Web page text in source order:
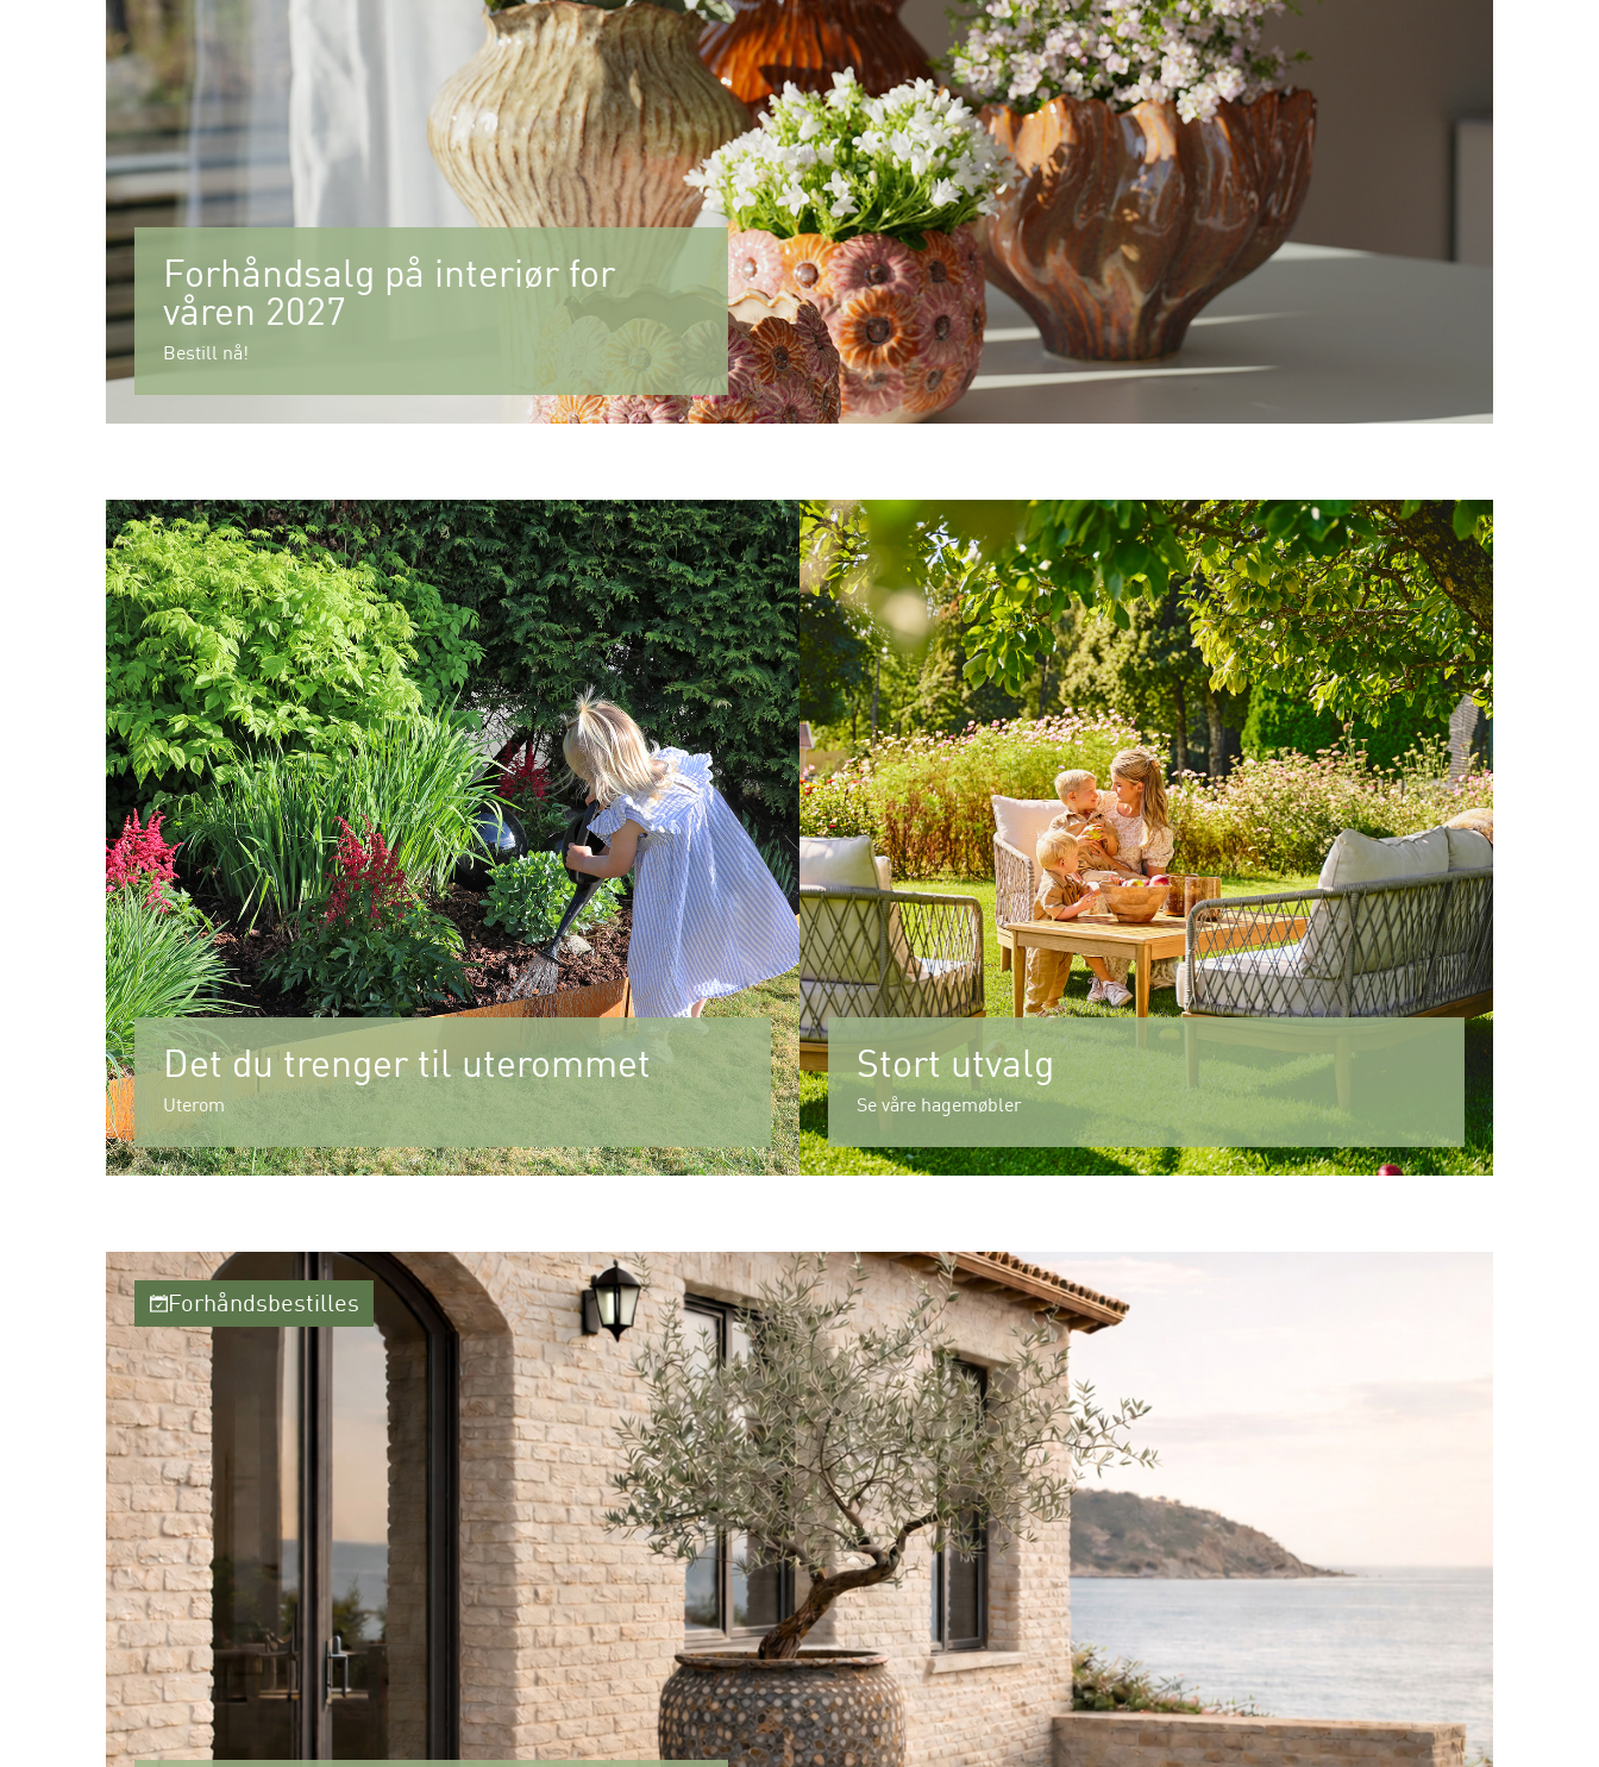
Forhåndsalg på interiør for
våren 2027
Bestill nå!
Det du trenger til uterommet
Uterom
Stort utvalg
Se våre hagemøbler
Forhåndsbestilles